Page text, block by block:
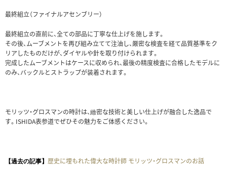
最終組立（ファイナルアセンブリー）
最終組立の直前に、全ての部品に丁寧な仕上げを施します。
その後、ムーブメントを再び組み立てて注油し、厳密な検査を経て品質基準をク
リアしたものだけが、ダイヤルや針を取り付けられます。
完成したムーブメントはケースに収められ、最後の精度検査に合格したモデルに
のみ、バックルとストラップが装着されます。
モリッツ・グロスマンの時計は、緻密な技術と美しい仕上げが融合した逸品で
す。ISHIDA表参道でぜひその魅力をご体感ください。
【過去の記事】 歴史に埋もれた偉大な時計師 モリッツ・グロスマンのお話